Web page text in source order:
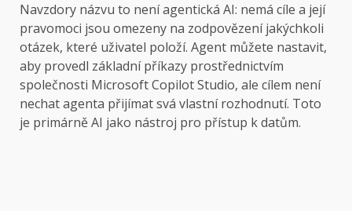
Navzdory názvu to není agentická AI: nemá cíle a její
pravomoci jsou omezeny na zodpovězení jakýchkoli
otázek, které uživatel položí. Agent můžete nastavit,
aby provedl základní příkazy prostřednictvím
společnosti Microsoft Copilot Studio, ale cílem není
nechat agenta přijímat svá vlastní rozhodnutí. Toto
je primárně AI jako nástroj pro přístup k datům.